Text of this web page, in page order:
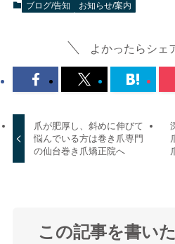
ブログ/告知 お知らせ/案内
よかったらシェ
爪が肥厚し、斜めに伸びて
悩んでいる方は巻き爪専門
の仙台巻き爪矯正院へ
この記事を書い